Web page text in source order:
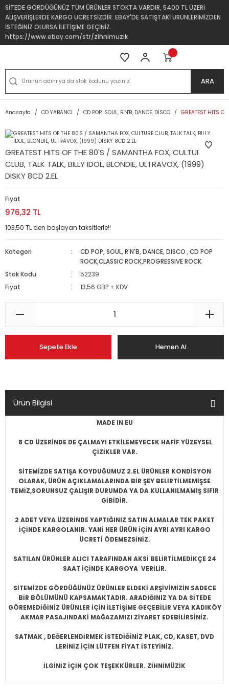
SİTEDE GÖRDÜĞÜNÜZ TÜM ÜRÜNLER STOKTA VARDIR, 5400 TL ÜZERİ
ALIŞVERİŞLERDE KARGO ÜCRETSİZDİR. EBAY'DE SATIŞTAKİ ÜRÜNLERİMİZDEN
İSTEĞİNİZ OLURSA İLETİŞİME GEÇİNİZ.
https://www.ebay.com/str/zihnimuzik
ARA
Anasayfa CD YABANCI CD POP, SOUL, R'N'B, DANCE, DISCO GREATEST HITS
GREATEST HITS OF THE 80'S / SAMANTHA FOX, CULTURE
CLUB, TALK TALK, BILLY IDOL, BLONDIE, ULTRAVOX, (1999)
DISKY 8CD 2.EL
Fiyat
976,32 TL
103,50 TL den başlayan taksitlerle!!
Kategori CD POP, SOUL, R'N'B, DANCE, DISCO ,CD POP
ROCK,CLASSIC ROCK,PROGRESSIVE ROCK
Stok Kodu
52239
Fiyat
13,56 GBP + KDV
Sepete Ekle Hemen Al
Ürün Bilgisi
MADE IN EU
8 CD ÜZERİNDE DE ÇALMAYI ETKİLEMEYECEK HAFİF YÜZEYSEL
ÇİZİKLER VAR.
SİTEMİZDE SATIŞA KOYDUĞUMUZ 2.EL ÜRÜNLER KONDİSYON
OLARAK, ÜRÜN AÇIKLAMALARINDA BİR ŞEY BELİRTİLMEMİŞSE
TEMİZ,SORUNSUZ ÇALIŞIR DURUMDA YA DA KULLANILMAMIŞ SIFIR
GİBİDİR.
2 ADET VEYA ÜZERİNDE YAPTIĞINIZ SATIN ALMALAR TEK PAKET
İÇİNDE KARGOLANIR. YANİ HER ÜRÜN İÇİN AYRI AYRI KARGO
ÜCRETİ ÖDEMEZSİNİZ.
SATILAN ÜRÜNLER ALICI TARAFINDAN AKSİ BELİRTİLMEDİKÇE 24
SAAT İÇİNDE KARGOYA VERİLİR.
SİTEMİZDE GÖRDÜĞÜNÜZ ÜRÜNLER ELDEKİ ARŞİVİMİZİN SADECE
BİR BÖLÜMÜNÜ KAPSAMAKTADIR. ARADIĞINIZ YA DA SİTEDE
GÖREMEDİĞİNİZ ÜRÜNLER İÇİN İLETİŞİME GEÇEBİLİR VEYA KADIKÖY
AKMAR PASAJINDAKİ MAĞAZAMIZI ZİYARET EDEBİLİRSİNİZ.
SATMAK , DEĞERLENDİRMEK İSTEDİĞİNİZ PLAK, CD, KASET, DVD
LERİNİZ İÇİN LÜTFEN FİYAT İSTEYİNİZ.
İLGİNİZ İÇİN ÇOK TEŞEKKÜRLER. ZİHNİMÜZİK